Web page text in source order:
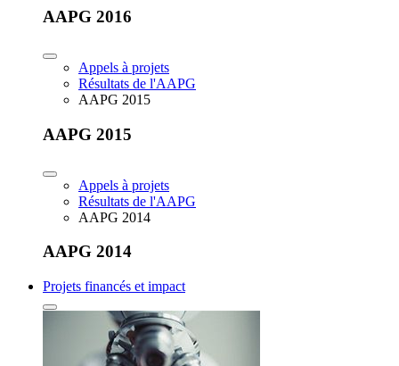
AAPG 2016
Appels à projets
Résultats de l'AAPG
AAPG 2015
AAPG 2015
Appels à projets
Résultats de l'AAPG
AAPG 2014
AAPG 2014
Projets financés et impact